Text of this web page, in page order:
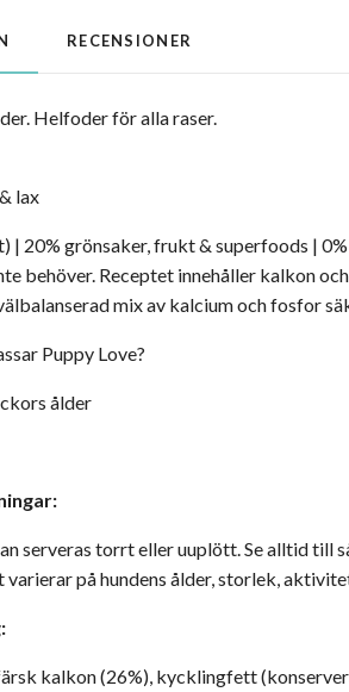
RECENSIONER
Helfoder för alla raser.
lax
| 20% grönsaker, frukt & superfoods |
behöver. Receptet innehåller kalkon
mix av kalcium och fosfor
Puppy Love?
ålder
serveras torrt eller uuplött. Se alltid till
på hundens ålder, storlek,
kalkon (26%), kycklingfett